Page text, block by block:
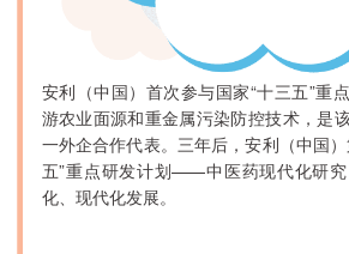
安利（中国）首次参与国家“十三五”
游农业面源和重金属污染防控技术，是
一外企合作代表。三年后，安利（中国
五”重点研发计划——中医药现代化研
化、现代化发展。